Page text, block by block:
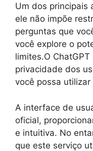
Um dos principais
ele não impõe
perguntas que
você explore o
limites.O
privacidade dos
você possa
A interface de
oficial,
e intuitiva. No
que este serviço